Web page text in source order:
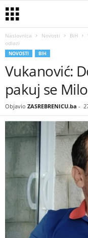
Naslovnica Novosti BiH
odlazi
NOVOSTI BIH
Vukanović:
pakuj se
Objavio ZASREBRENICU.ba -